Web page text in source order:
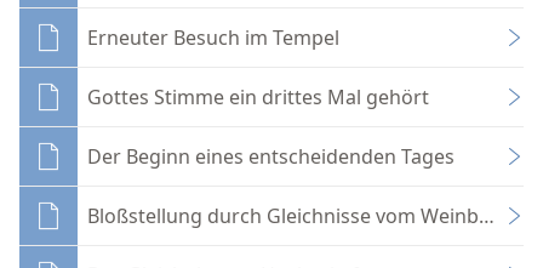
Erneuter Besuch im Tempel
Gottes Stimme ein drittes Mal gehört
Der Beginn eines entscheidenden Tages
Bloßstellung durch Gleichnisse vom Weinberg